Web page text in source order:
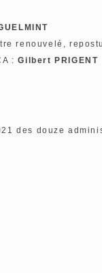
renouvelé,
:Gilbert PRIGENT
des douze